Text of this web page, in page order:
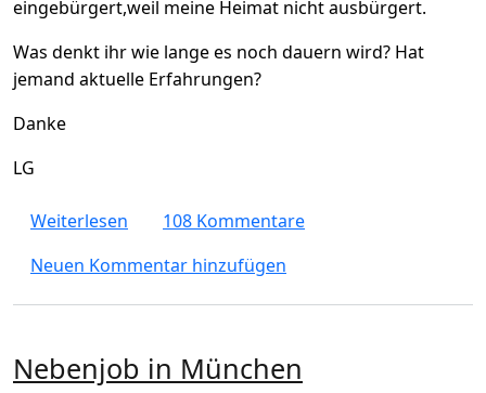
eingebürgert,weil meine Heimat nicht ausbürgert.
Was denkt ihr wie lange es noch dauern wird? Hat
jemand aktuelle Erfahrungen?
Danke
LG
Weiterlesen über Dauer der Einbürgerung in
108 Kommentare
Neuen Kommentar hinzufügen
Nebenjob in München